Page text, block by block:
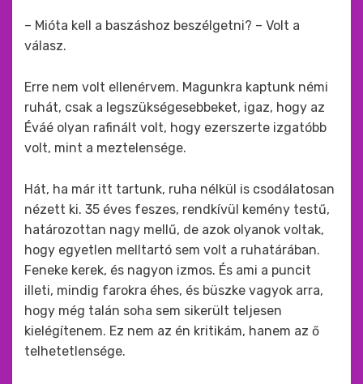
– Mióta kell a baszáshoz beszélgetni? – Volt a
válasz.
Erre nem volt ellenérvem. Magunkra kaptunk némi
ruhát, csak a legszükségesebbeket, igaz, hogy az
Éváé olyan rafinált volt, hogy ezerszerte izgatóbb
volt, mint a meztelensége.
Hát, ha már itt tartunk, ruha nélkül is csodálatosan
nézett ki. 35 éves feszes, rendkívül kemény testű,
határozottan nagy mellű, de azok olyanok voltak,
hogy egyetlen melltartó sem volt a ruhatárában.
Feneke kerek, és nagyon izmos. És ami a puncit
illeti, mindig farokra éhes, és büszke vagyok arra,
hogy még talán soha sem sikerült teljesen
kielégítenem. Ez nem az én kritikám, hanem az ő
telhetetlensége.